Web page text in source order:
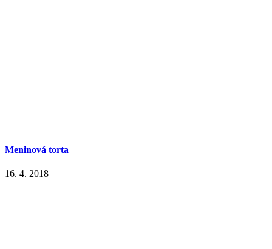
Meninová torta
16. 4. 2018